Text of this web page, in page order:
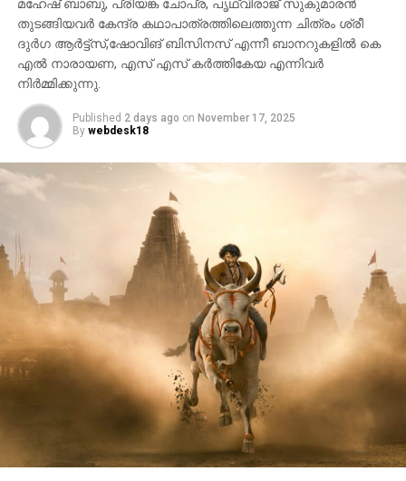
തുടങ്ങിയവർ കേന്ദ്ര കഥാപാത്രത്തിലെത്തുന്ന ചിത്രം ശ്രീ
ദുർഗ ആർട്ട്സ്,ഷോവിങ് ബിസിനസ് എന്നീ ബാനറുകളിൽ കെ
എൽ നാരായണ, എസ് എസ് കർത്തികേയ എന്നിവർ
നിർമ്മിക്കുന്നു.
Published 2 days ago on November 17, 2025
By webdesk18